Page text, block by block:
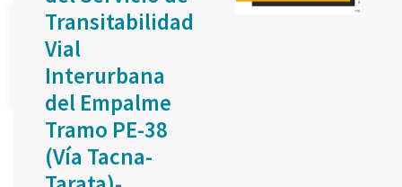
Transitabilidad
Vial
Interurbana
del Empalme
Tramo PE-38
(Vía Tacna-